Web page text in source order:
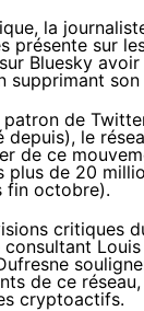
la
présente sur
sur Bluesky avoir
supprimant
patron de
depuis), le
de ce
plus de 20
fin octobre).
critiques
consultant
de ce
cryptoactifs.